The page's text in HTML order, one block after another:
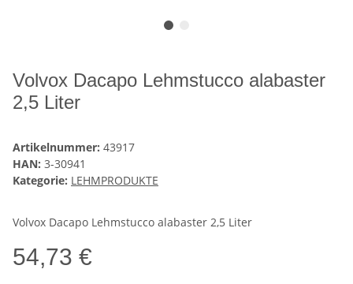
Volvox Dacapo Lehmstucco alabaster
2,5 Liter
Artikelnummer: 43917
HAN: 3-30941
Kategorie: LEHMPRODUKTE
Volvox Dacapo Lehmstucco alabaster 2,5 Liter
54,73 €